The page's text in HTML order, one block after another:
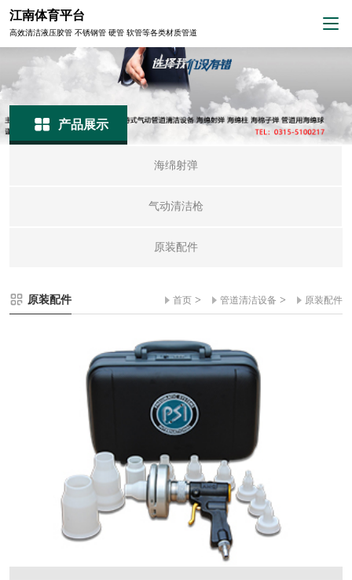
江南体育平台
高效清洁液压胶管 不锈钢管 硬管 软管等各类材质管道
产品展示
海绵射弹
气动清洁枪
原装配件
原装配件 首页 > 管道清洁设备 > 原装配件